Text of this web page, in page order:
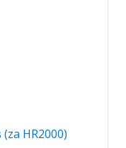
HR2000)